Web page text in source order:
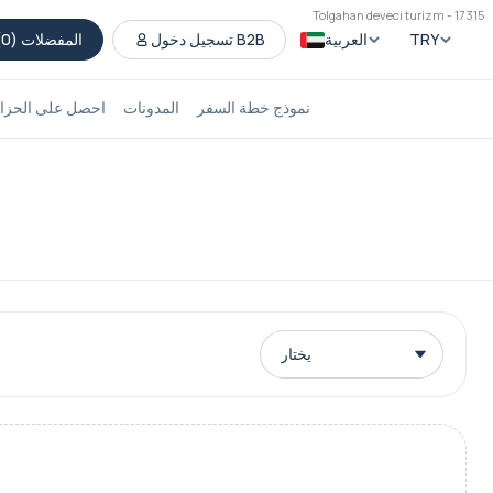
Tolgahan deveci turizm - 17315
المفضلات (0 تسجيل دخول B2B العربية TRY
احصل على المدونات نموذج خطة السفر